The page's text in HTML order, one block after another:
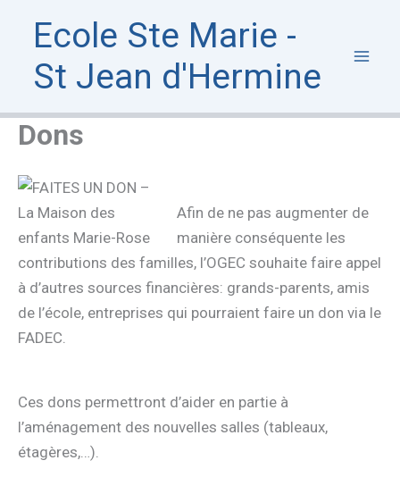
contenu
Ecole Ste Marie -
St Jean d'Hermine
Dons
Afin de ne pas augmenter de
manière conséquente les
contributions des familles, l’OGEC souhaite faire appel
à d’autres sources financières: grands-parents, amis
de l’école, entreprises qui pourraient faire un don via le
FADEC.
Ces dons permettront d’aider en partie à
l’aménagement des nouvelles salles (tableaux,
étagères,…).